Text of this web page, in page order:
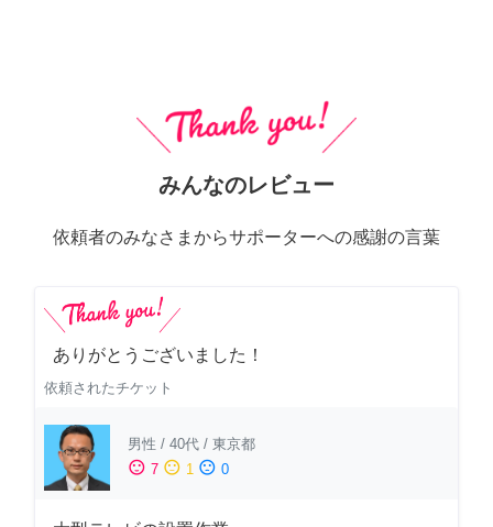
みんなのレビュー
依頼者のみなさまからサポーターへの感謝の言葉
ありがとうございました！
依頼されたチケット
男性 / 40代 / 東京都
sentiment_satisfied 7 sentiment_neutral 1 sentiment_dissatisfied 0